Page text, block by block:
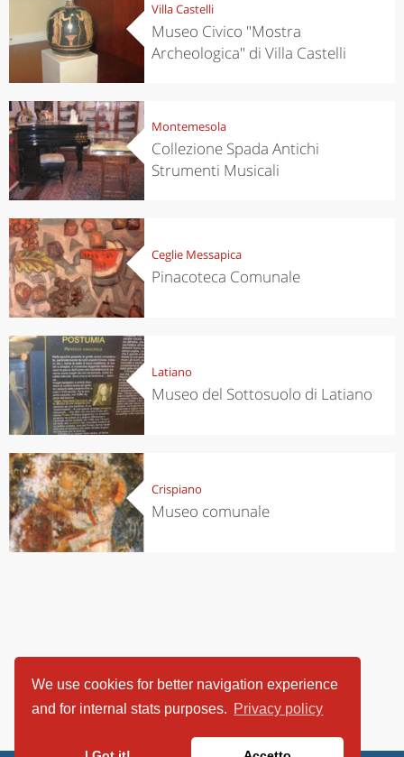
We use cookies for better navigation experience
and for internal stats purposes. Privacy policy
Villa Castelli
Museo Civico "Mostra
Archeologica" di Villa Castelli
Montemesola
Collezione Spada Antichi
Strumenti Musicali
Ceglie Messapica
Pinacoteca Comunale
Latiano
Museo del Sottosuolo di Latiano
Crispiano
Museo comunale